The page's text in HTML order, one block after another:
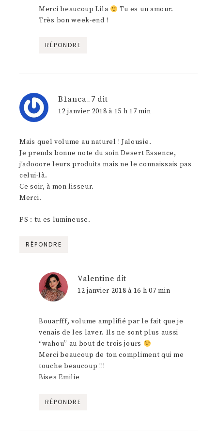
Merci beaucoup Lila
Tu es un amour.
Très bon week-end !
RÉPONDRE
B1anca_7 dit
12 janvier 2018 à 15 h 17 min
Mais quel volume au naturel ! Jalousie.
Je prends bonne note du soin Desert Essence,
j’adooore leurs produits mais ne le connaissais pas
celui-là.
Ce soir, à mon lisseur.
Merci.
PS : tu es lumineuse.
RÉPONDRE
Valentine dit
12 janvier 2018 à 16 h 07 min
Bouarfff, volume amplifié par le fait que je
venais de les laver. Ils ne sont plus aussi
“wahou” au bout de trois jours
Merci beaucoup de ton compliment qui me
touche beaucoup !!!
Bises Emilie
RÉPONDRE